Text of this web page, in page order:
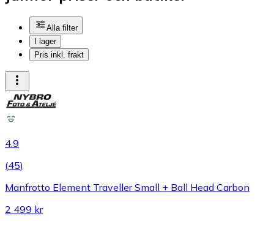
Alla filter
I lager
Pris inkl. frakt
4.9
(45)
Manfrotto Element Traveller Small + Ball Head Carbon
2 499 kr